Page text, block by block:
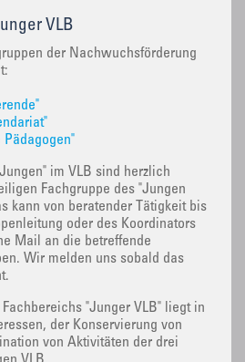
VLB
der Nachwuchsförderung
Pädagogen"
im VLB sind herzlich
Fachgruppe des "Jungen
kann von beratender Tätigkeit bis
oder des Koordinators
Mail an die betreffende
Wir melden uns sobald das
"Junger VLB" liegt in
der Konservierung von
von Aktivitäten der drei